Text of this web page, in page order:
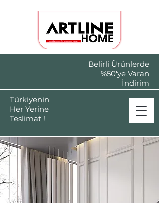
Belirli Ürünlerde
%50'ye Varan
İndirim
Türkiyenin
Her Yerine
Teslimat !